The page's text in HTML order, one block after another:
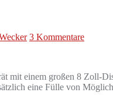
3 Kommentare
mit einem großen 8 Zoll-
eine Fülle von